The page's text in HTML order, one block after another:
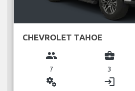
CHEVROLET TAHOE
group
7
business_center
3
miscellaneous_services login